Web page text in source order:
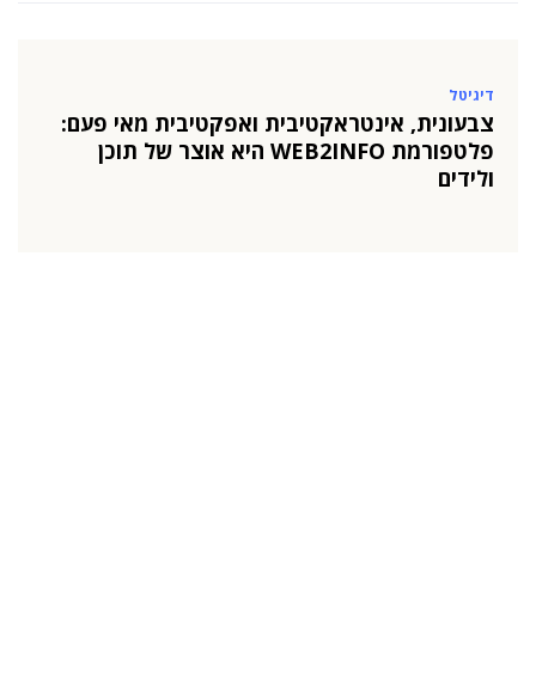
דיגיטל
צבעונית, אינטראקטיבית ואפקטיבית מאי פעם:
פלטפורמת WEB2INFO היא אוצר של תוכן
ולידים